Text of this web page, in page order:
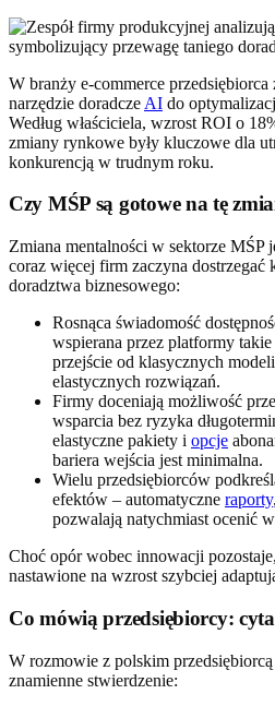
W branży e-commerce
narzędzie doradcze AI do
Według właściciela, wzrost ROI o
zmiany rynkowe były kluczowe dla
konkurencją w trudnym roku.
Czy MŚP są gotowe na tę
Zmiana mentalności w sektorze MŚP
coraz więcej firm zaczyna dostrzegać
doradztwa biznesowego:
Rosnąca świadomość
wspierana przez platformy
przejście od klasycznych
elastycznych rozwiązań.
Firmy doceniają możliwość
wsparcia bez ryzyka
elastyczne pakiety i opcje
bariera wejścia jest minimalna.
Wielu przedsiębiorców
efektów – automatyczne raporty
pozwalają natychmiast ocenić
Choć opór wobec innowacji
nastawione na wzrost szybciej
Co mówią przedsiębiorcy:
W rozmowie z polskim przedsiębiorcą
znamienne stwierdzenie: